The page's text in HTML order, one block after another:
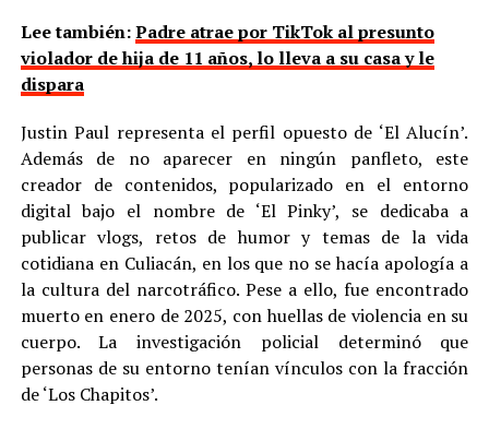
Lee también:Padre atrae por TikTok al presunto
violador de hija de 11 años, lo lleva a su casa y le
dispara
Justin Paul representa el perfil opuesto de ‘El Alucín’.
Además de no aparecer en ningún panfleto, este
creador de contenidos, popularizado en el entorno
digital bajo el nombre de ‘El Pinky’, se dedicaba a
publicar vlogs, retos de humor y temas de la vida
cotidiana en Culiacán, en los que no se hacía apología a
la cultura del narcotráfico. Pese a ello, fue encontrado
muerto en enero de 2025, con huellas de violencia en su
cuerpo. La investigación policial determinó que
personas de su entorno tenían vínculos con la fracción
de ‘Los Chapitos’.